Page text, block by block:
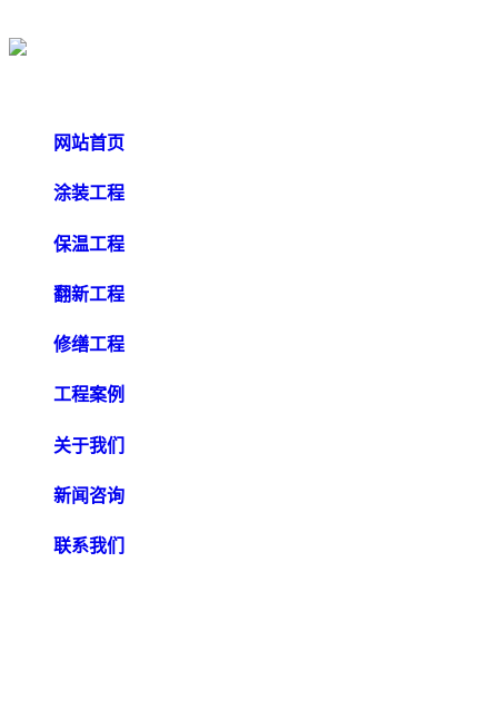
网站首页
涂装工程
保温工程
翻新工程
修缮工程
工程案例
关于我们
新闻咨询
联系我们